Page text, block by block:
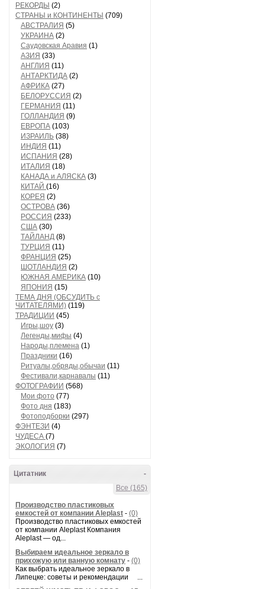
РЕКОРДЫ (2)
СТРАНЫ и КОНТИНЕНТЫ (709)
АВСТРАЛИЯ (5)
УКРАИНА (2)
Саудовская Аравия (1)
АЗИЯ (33)
АНГЛИЯ (11)
АНТАРКТИДА (2)
АФРИКА (27)
БЕЛОРУССИЯ (2)
ГЕРМАНИЯ (11)
ГОЛЛАНДИЯ (9)
ЕВРОПА (103)
ИЗРАИЛЬ (38)
ИНДИЯ (11)
ИСПАНИЯ (28)
ИТАЛИЯ (18)
КАНАДА и АЛЯСКА (3)
КИТАЙ (16)
КОРЕЯ (2)
ОСТРОВА (36)
РОССИЯ (233)
США (30)
ТАЙЛАНД (8)
ТУРЦИЯ (11)
ФРАНЦИЯ (25)
ШОТЛАНДИЯ (2)
ЮЖНАЯ АМЕРИКА (10)
ЯПОНИЯ (15)
ТЕМА ДНЯ (ОБСУДИТЬ с
ЧИТАТЕЛЯМИ) (119)
ТРАДИЦИИ (45)
Игры,шоу (3)
Легенды,мифы (4)
Народы,племена (1)
Праздники (16)
Ритуалы,обряды,обычаи (11)
Фестивали,карнавалы (11)
ФОТОГРАФИИ (568)
Мои фото (77)
Фото дня (183)
Фотоподборки (297)
ФЭНТЕЗИ (4)
ЧУДЕСА (7)
ЭКОЛОГИЯ (7)
-
Цитатник
Все (165)
Производство пластиковых
емкостей от компании Aleplast - (0)
Производство пластиковых емкостей
от компании Aleplast Компания
Aleplast — од...
Выбираем идеальное зеркало в
прихожую или ванную комнату - (0)
Как выбрать идеальное зеркало в
Липецке: советы и рекомендации ...